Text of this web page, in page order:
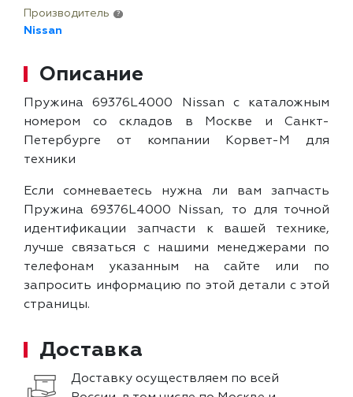
Производитель ?
Nissan
Описание
Пружина 69376L4000 Nissan с каталожным
номером со складов в Москве и Санкт-
Петербурге от компании Корвет-М для
техники
Если сомневаетесь нужна ли вам запчасть
Пружина 69376L4000 Nissan, то для точной
идентификации запчасти к вашей технике,
лучше связаться с нашими менеджерами по
телефонам указанным на сайте или по
запросить информацию по этой детали с этой
страницы.
Доставка
Доставку осуществляем по всей